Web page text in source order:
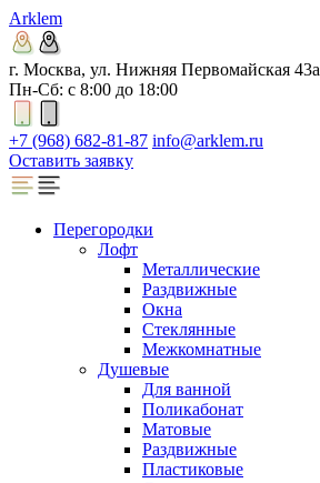
Arklem
г. Москва, ул. Нижняя Первомайская 43а
Пн-Сб: с 8:00 до 18:00
+7 (968) 682-81-87 info@arklem.ru
Оставить заявку
Перегородки
Лофт
Металлические
Раздвижные
Окна
Стеклянные
Межкомнатные
Душевые
Для ванной
Поликабонат
Матовые
Раздвижные
Пластиковые